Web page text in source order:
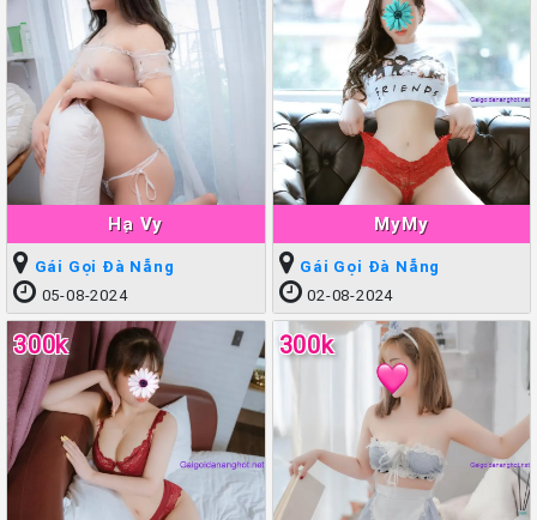
Hạ Vy
Gái Gọi Đà Nẵng
05-08-2024
MyMy
Gái Gọi Đà Nẵng
02-08-2024
300k 300k